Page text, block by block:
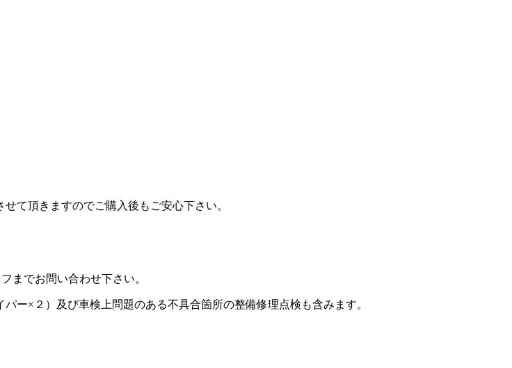
て頂きますのでご購入後もご安心下さい。
までお問い合わせ下さい。
ー×２）及び車検上問題のある不具合箇所の整備修理点検も含みます。